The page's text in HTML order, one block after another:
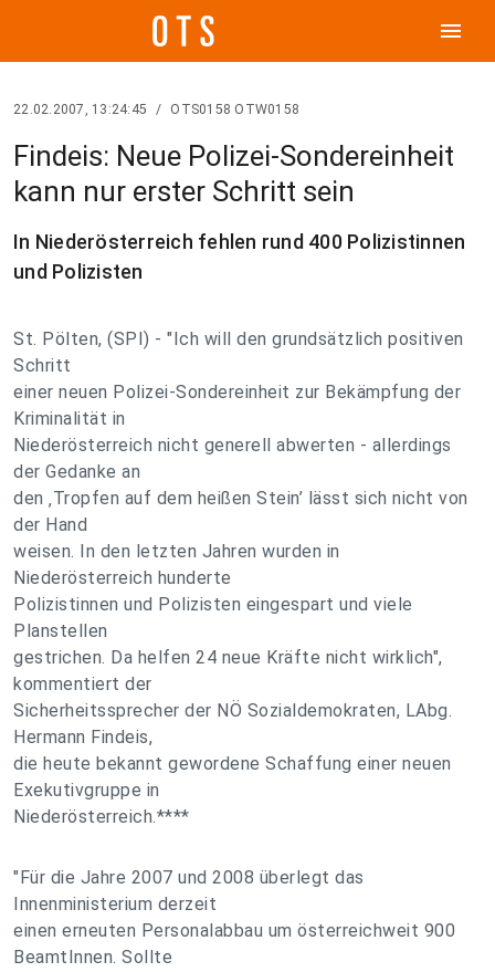
menu
22.02.2007, 13:24:45 / OTS0158 OTW0158
Findeis: Neue Polizei-Sondereinheit
kann nur erster Schritt sein
In Niederösterreich fehlen rund 400 Polizistinnen
und Polizisten
St. Pölten, (SPI) - "Ich will den grundsätzlich positiven
Schritt
einer neuen Polizei-Sondereinheit zur Bekämpfung der
Kriminalität in
Niederösterreich nicht generell abwerten - allerdings
der Gedanke an
den ‚Tropfen auf dem heißen Stein’ lässt sich nicht von
der Hand
weisen. In den letzten Jahren wurden in
Niederösterreich hunderte
Polizistinnen und Polizisten eingespart und viele
Planstellen
gestrichen. Da helfen 24 neue Kräfte nicht wirklich",
kommentiert der
Sicherheitssprecher der NÖ Sozialdemokraten, LAbg.
Hermann Findeis,
die heute bekannt gewordene Schaffung einer neuen
Exekutivgruppe in
Niederösterreich.****
"Für die Jahre 2007 und 2008 überlegt das
Innenministerium derzeit
einen erneuten Personalabbau um österreichweit 900
BeamtInnen. Sollte